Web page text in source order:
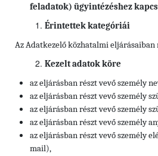
feladatok) ügyintézéshez
Érintettek kategóriái
Az Adatkezelő közhatalmi eljárásaiban
Kezelt adatok köre
az eljárásban részt vevő személy
az eljárásban részt vevő személy
az eljárásban részt vevő személy
az eljárásban részt vevő személy
az eljárásban részt vevő személy
mail),